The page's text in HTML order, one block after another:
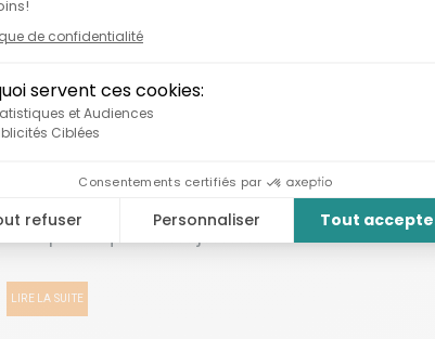
CIRCULAIRE : 12
TRANSFORMENT
DE JETER
prouvent qu'on peut transformer les
plutôt que de les jeter....
LIRE LA SUITE